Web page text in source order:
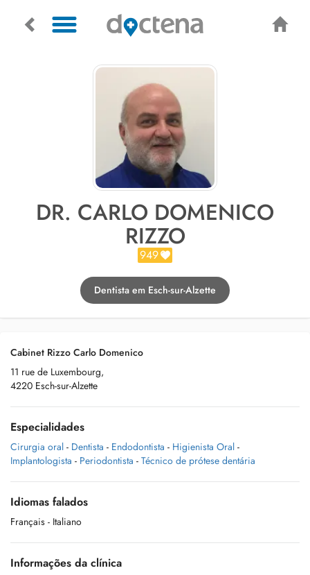
DR. CARLO DOMENICO
RIZZO
949
Dentista em Esch-sur-Alzette
Cabinet Rizzo Carlo Domenico
11 rue de Luxembourg,
4220 Esch-sur-Alzette
Especialidades
Cirurgia oral - Dentista - Endodontista - Higienista Oral -
Implantologista - Periodontista - Técnico de prótese dentária
Idiomas falados
Français - Italiano
Informações da clínica